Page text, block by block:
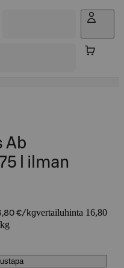
Ab
l ilman
€/kgvertailuhinta 16,80